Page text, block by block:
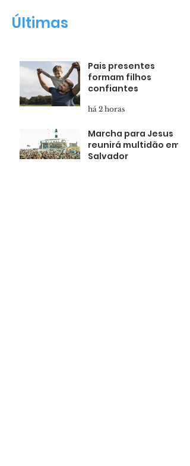
Últimas
Pais presentes
formam filhos
confiantes
há 2 horas
Marcha para Jesus
reunirá multidão em
Salvador